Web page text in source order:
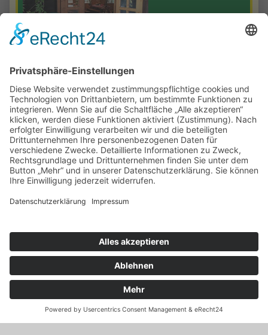
Vogelpark Steinen (DE) > Gutscheine > Familien-Gutschein
Datenschutzerklärung Impressum Übersicht